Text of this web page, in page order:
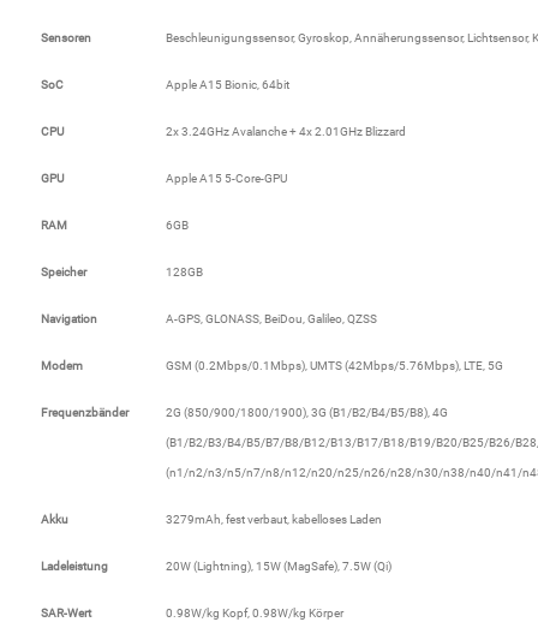
Geschirrreiniger
Gläser
Haarkosmetik
Isotonische / Energy / Eiskaffee
Sensoren Beschleunigungssensor, Gyroskop, Annäherungssensor, Lichtsensor,
SoC Apple A15 Bionic, 64bit
CPU 2x 3.24GHz Avalanche + 4x 2.01GHz Blizzard
GPU Apple A15 5-Core-GPU
RAM 6GB
Speicher 128GB
Navigation A-GPS, GLONASS, BeiDou, Galileo, QZSS
Modem GSM (0.2Mbps/0.1Mbps), UMTS (42Mbps/5.76Mbps), LTE, 5G
Frequenzbänder
2G (850/900/1800/1900), 3G (B1/B2/B4/B5/B8), 4G
(B1/B2/B3/B4/B5/B7/B8/B12/B13/B17/B18/B19/B20/B25/B26/
(n1/n2/n3/n5/n7/n8/n12/n20/n25/n26/n28/n30/n38/n40/n41/
Akku 3279mAh, fest verbaut, kabelloses Laden
Ladeleistung 20W (Lightning), 15W (MagSafe), 7.5W (Qi)
SAR-Wert 0.98W/kg Kopf, 0.98W/kg Körper